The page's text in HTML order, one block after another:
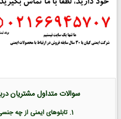
سوالات متداول مشتریان
1. تابلوهای ایمنی از چه جنسی ساخته می‌شوند؟